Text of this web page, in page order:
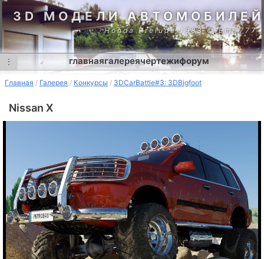
3D МОДЕЛИ АВТОМОБИЛЕЙ
Honda Prelude 1983 © Emil777
⋮ главнаягалереячертежифорум
Главная Галерея Конкурсы 3DCarBattle#3: 3DBigfoot
Nissan X